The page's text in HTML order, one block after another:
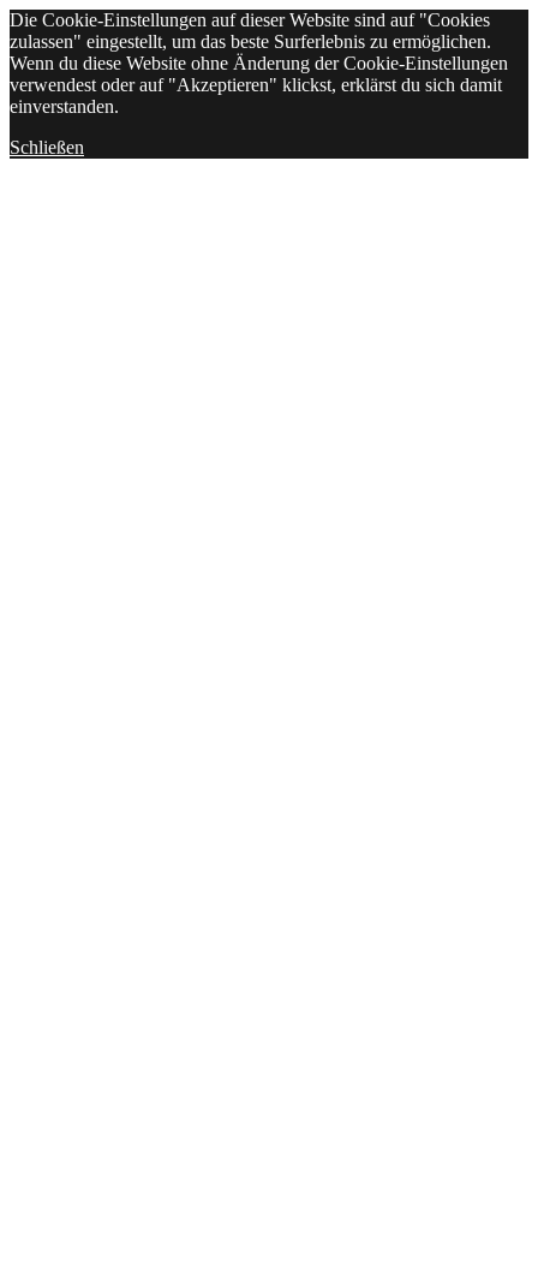
Die Cookie-Einstellungen auf dieser Website sind auf "Cookies
zulassen" eingestellt, um das beste Surferlebnis zu ermöglichen.
Wenn du diese Website ohne Änderung der Cookie-Einstellungen
verwendest oder auf "Akzeptieren" klickst, erklärst du sich damit
einverstanden.
Schließen